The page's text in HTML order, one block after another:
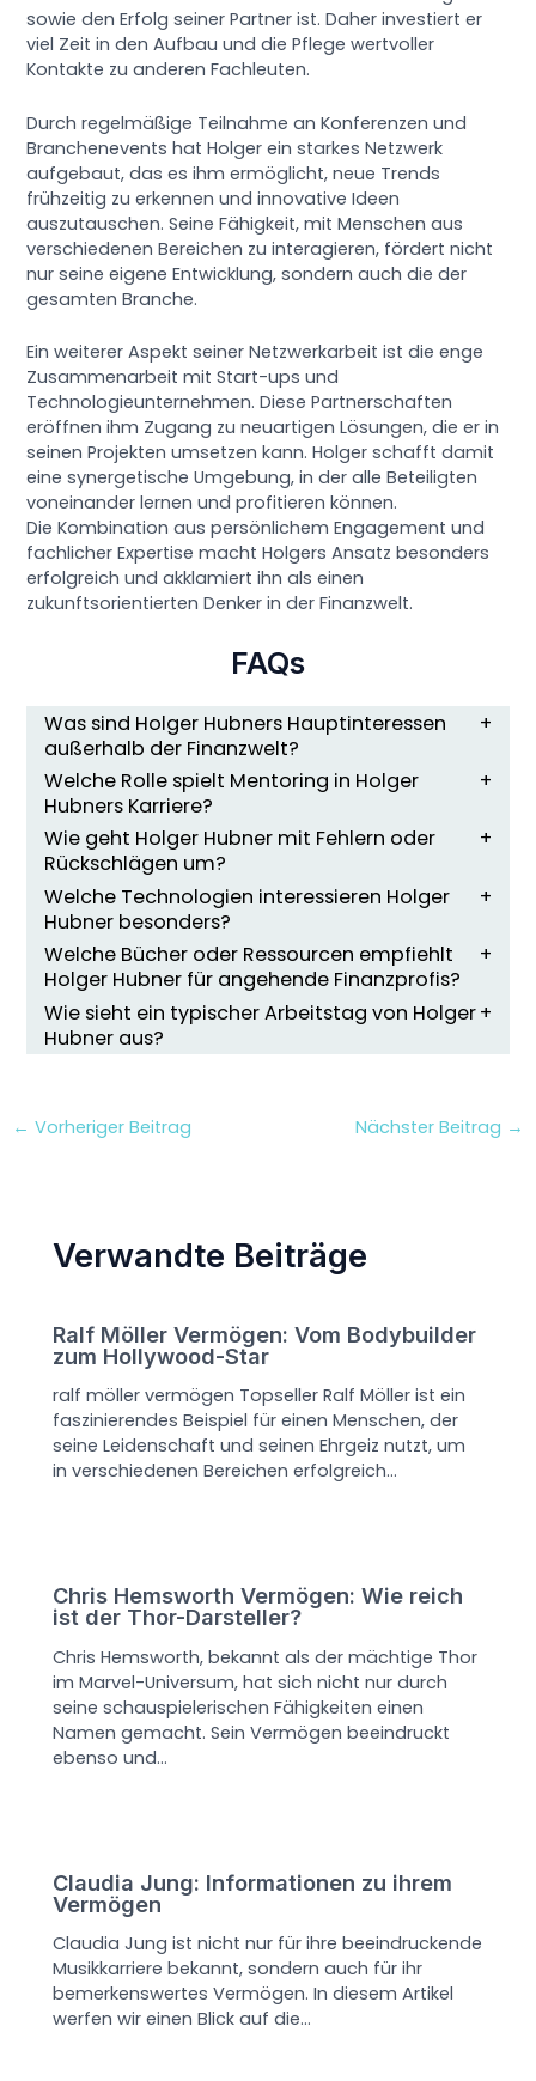
sowie den Erfolg seiner Partner ist. Daher investiert er
viel Zeit in den Aufbau und die Pflege wertvoller
Kontakte zu anderen Fachleuten.
Durch regelmäßige Teilnahme an Konferenzen und
Branchenevents hat Holger ein starkes Netzwerk
aufgebaut, das es ihm ermöglicht, neue Trends
frühzeitig zu erkennen und innovative Ideen
auszutauschen. Seine Fähigkeit, mit Menschen aus
verschiedenen Bereichen zu interagieren, fördert nicht
nur seine eigene Entwicklung, sondern auch die der
gesamten Branche.
Ein weiterer Aspekt seiner Netzwerkarbeit ist die enge
Zusammenarbeit mit Start-ups und
Technologieunternehmen. Diese Partnerschaften
eröffnen ihm Zugang zu neuartigen Lösungen, die er in
seinen Projekten umsetzen kann. Holger schafft damit
eine synergetische Umgebung, in der alle Beteiligten
voneinander lernen und profitieren können.
Die Kombination aus persönlichem Engagement und
fachlicher Expertise macht Holgers Ansatz besonders
erfolgreich und akklamiert ihn als einen
zukunftsorientierten Denker in der Finanzwelt.
FAQs
Was sind Holger Hubners Hauptinteressen
außerhalb der Finanzwelt?
Welche Rolle spielt Mentoring in Holger
Hubners Karriere?
Wie geht Holger Hubner mit Fehlern oder
Rückschlägen um?
Welche Technologien interessieren Holger
Hubner besonders?
Welche Bücher oder Ressourcen empfiehlt
Holger Hubner für angehende Finanzprofis?
Wie sieht ein typischer Arbeitstag von Holger
Hubner aus?
← Vorheriger Beitrag Nächster Beitrag →
Verwandte Beiträge
Ralf Möller Vermögen: Vom Bodybuilder
zum Hollywood-Star
ralf möller vermögen Topseller Ralf Möller ist ein
faszinierendes Beispiel für einen Menschen, der
seine Leidenschaft und seinen Ehrgeiz nutzt, um
in verschiedenen Bereichen erfolgreich…
Chris Hemsworth Vermögen: Wie reich
ist der Thor-Darsteller?
Chris Hemsworth, bekannt als der mächtige Thor
im Marvel-Universum, hat sich nicht nur durch
seine schauspielerischen Fähigkeiten einen
Namen gemacht. Sein Vermögen beeindruckt
ebenso und…
Claudia Jung: Informationen zu ihrem
Vermögen
Claudia Jung ist nicht nur für ihre beeindruckende
Musikkarriere bekannt, sondern auch für ihr
bemerkenswertes Vermögen. In diesem Artikel
werfen wir einen Blick auf die…